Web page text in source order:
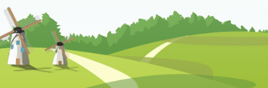
4. Vajuta alusta.
5. Oota kuni mängijad liituvad mänguga.
Mänguga liitumise juhendi leiad mängust kui
hiirega hoverdada paremal ülaservas paikneval
mängu koodil. Seal on kirjas järgmine info: